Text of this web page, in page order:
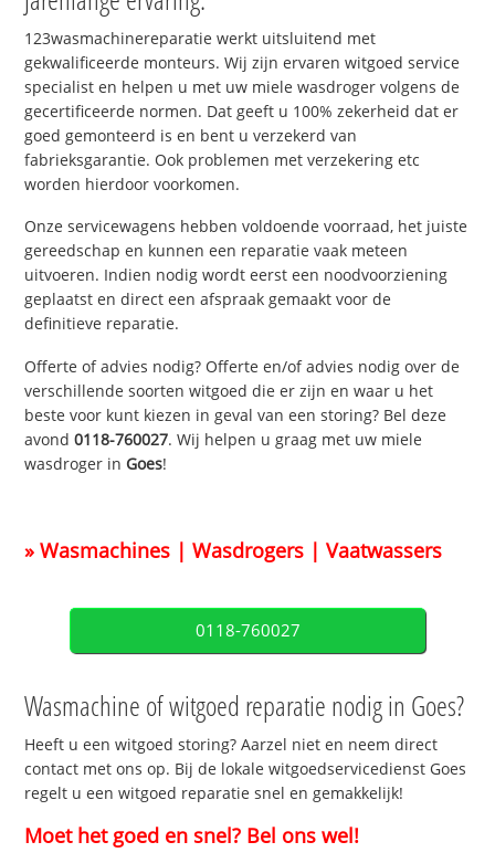
123wasmachinereparatie werkt uitsluitend met
gekwalificeerde monteurs. Wij zijn ervaren witgoed service
specialist en helpen u met uw miele wasdroger volgens de
gecertificeerde normen. Dat geeft u 100% zekerheid dat er
goed gemonteerd is en bent u verzekerd van
fabrieksgarantie. Ook problemen met verzekering etc
worden hierdoor voorkomen.
Onze servicewagens hebben voldoende voorraad, het juiste
gereedschap en kunnen een reparatie vaak meteen
uitvoeren. Indien nodig wordt eerst een noodvoorziening
geplaatst en direct een afspraak gemaakt voor de
definitieve reparatie.
Offerte of advies nodig? Offerte en/of advies nodig over de
verschillende soorten witgoed die er zijn en waar u het
beste voor kunt kiezen in geval van een storing? Bel deze
avond0118-760027. Wij helpen u graag met uw miele
wasdroger in Goes!
» Wasmachines | Wasdrogers | Vaatwassers
0118-760027
Wasmachine of witgoed reparatie nodig in Goes?
Heeft u een witgoed storing? Aarzel niet en neem direct
contact met ons op. Bij de lokale witgoedservicedienst Goes
regelt u een witgoed reparatie snel en gemakkelijk!
Moet het goed en snel? Bel ons wel!